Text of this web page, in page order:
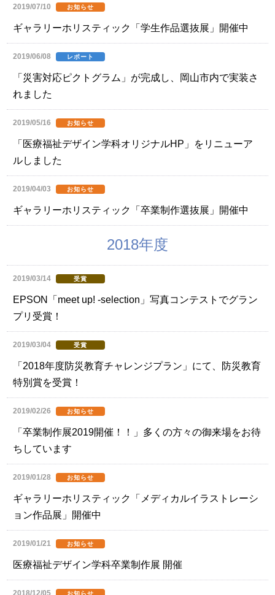
2019/07/10 お知らせ
ギャラリーホリスティック「学生作品選抜展」開催中
2019/06/08 レポート
「災害対応ピクトグラム」が完成し、岡山市内で実装さ
れました
2019/05/16 お知らせ
「医療福祉デザイン学科オリジナルHP」をリニューア
ルしました
2019/04/03 お知らせ
ギャラリーホリスティック「卒業制作選抜展」開催中
2018年度
2019/03/14 受賞
EPSON「meet up! -selection」写真コンテストでグラン
プリ受賞！
2019/03/04 受賞
「2018年度防災教育チャレンジプラン」にて、防災教育
特別賞を受賞！
2019/02/26 お知らせ
「卒業制作展2019開催！！」多くの方々の御来場をお待
ちしています
2019/01/28 お知らせ
ギャラリーホリスティック「メディカルイラストレーシ
ョン作品展」開催中
2019/01/21 お知らせ
医療福祉デザイン学科卒業制作展 開催
2018/12/05 お知らせ